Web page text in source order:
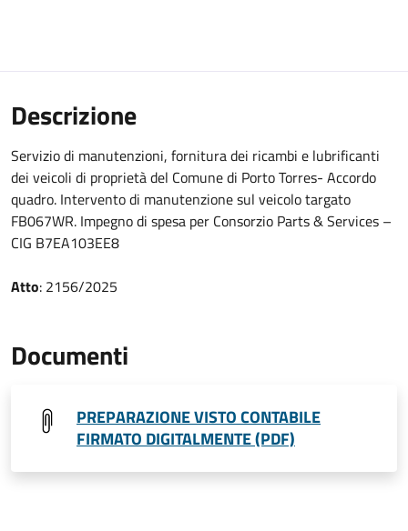
Descrizione
Servizio di manutenzioni, fornitura dei ricambi e lubrificanti
dei veicoli di proprietà del Comune di Porto Torres- Accordo
quadro. Intervento di manutenzione sul veicolo targato
FB067WR. Impegno di spesa per Consorzio Parts & Services –
CIG B7EA103EE8
Atto: 2156/2025
Documenti
PREPARAZIONE VISTO CONTABILE
FIRMATO DIGITALMENTE (PDF)